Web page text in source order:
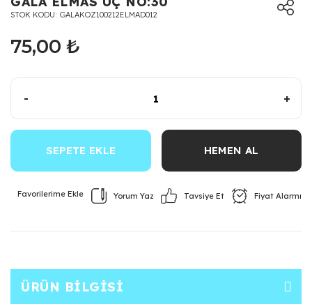
STOK KODU GALAKOZ100212ELMAD012
75,00 ₺
- +
SEPETE EKLE HEMEN AL
Yorum Yaz Tavsiye Et Fiyat Alarmı
ÜRÜN BILGISI